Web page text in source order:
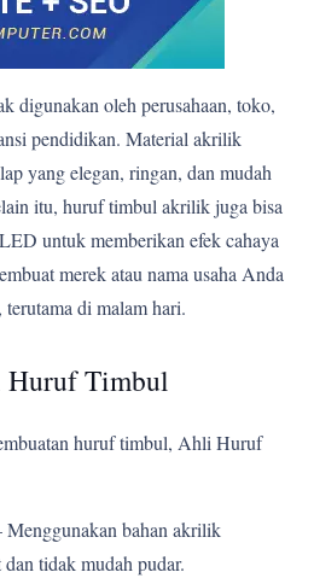
digunakan oleh perusahaan, toko,
pendidikan. Material akrilik
yang elegan, ringan, dan mudah
itu, huruf timbul akrilik juga bisa
untuk memberikan efek cahaya
merek atau nama usaha Anda
di malam hari.
Huruf Timbul
huruf timbul, Ahli Huruf
Menggunakan bahan akrilik
tidak mudah pudar.